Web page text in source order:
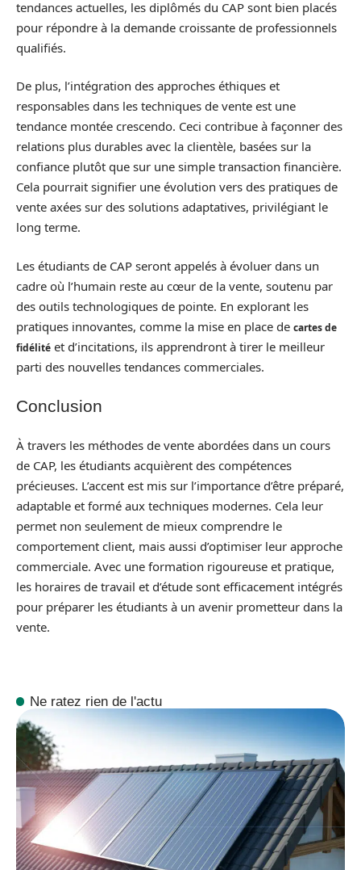
tendances actuelles, les diplômés du CAP sont bien placés
pour répondre à la demande croissante de professionnels
qualifiés.
De plus, l’intégration des approches éthiques et
responsables dans les techniques de vente est une
tendance montée crescendo. Ceci contribue à façonner des
relations plus durables avec la clientèle, basées sur la
confiance plutôt que sur une simple transaction financière.
Cela pourrait signifier une évolution vers des pratiques de
vente axées sur des solutions adaptatives, privilégiant le
long terme.
Les étudiants de CAP seront appelés à évoluer dans un
cadre où l’humain reste au cœur de la vente, soutenu par
des outils technologiques de pointe. En explorant les
pratiques innovantes, comme la mise en place de cartes de
fidélité et d’incitations, ils apprendront à tirer le meilleur
parti des nouvelles tendances commerciales.
Conclusion
À travers les méthodes de vente abordées dans un cours
de CAP, les étudiants acquièrent des compétences
précieuses. L’accent est mis sur l’importance d’être préparé,
adaptable et formé aux techniques modernes. Cela leur
permet non seulement de mieux comprendre le
comportement client, mais aussi d’optimiser leur approche
commerciale. Avec une formation rigoureuse et pratique,
les horaires de travail et d’étude sont efficacement intégrés
pour préparer les étudiants à un avenir prometteur dans la
vente.
Ne ratez rien de l'actu